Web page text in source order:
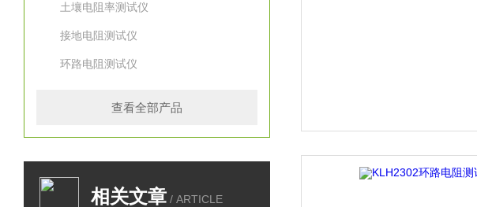
土壤电阻率测试仪
接地电阻测试仪
环路电阻测试仪
查看全部产品
相关文章 / ARTICLE